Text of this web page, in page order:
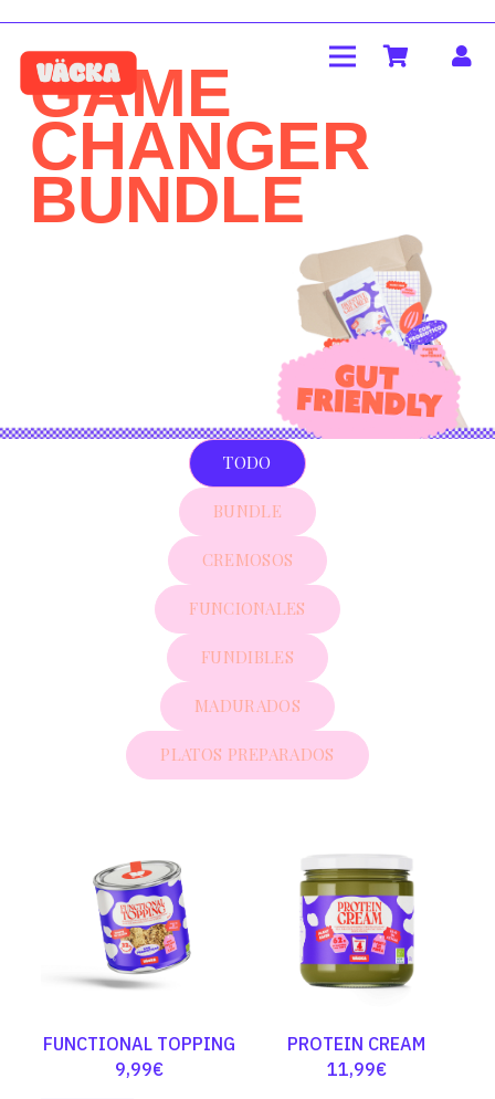
GAME
CHANGER
BUNDLE
TODO
BUNDLE
CREMOSOS
FUNCIONALES
FUNDIBLES
MADURADOS
PLATOS PREPARADOS
FUNCTIONAL TOPPING
9,99€
PROTEIN CREAM
11,99€